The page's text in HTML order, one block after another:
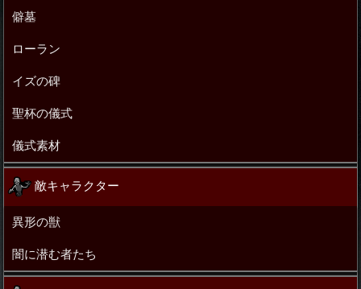
僻墓
ローラン
イズの碑
聖杯の儀式
儀式素材
敵キャラクター
異形の獣
闇に潜む者たち